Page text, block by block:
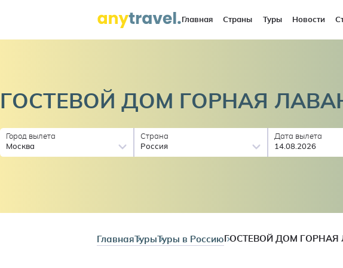
Главная Страны Туры Новости
ГОСТЕВОЙ ДОМ ГОРНАЯ
Город вылета
Москва
Страна
Россия
Дата вылета
14.08.2026
ГлавнаяТурыТуры в Россию ГОСТЕВОЙ ДОМ